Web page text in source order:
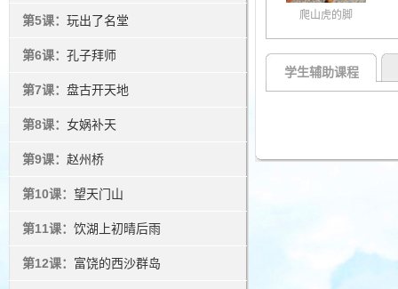
第5课： 玩出了名堂
第6课： 孔子拜师
第7课： 盘古开天地
第8课： 女娲补天
第9课： 赵州桥
第10课： 望天门山
第11课： 饮湖上初晴后雨
第12课： 富饶的西沙群岛
爬山虎的脚
学生辅助课程